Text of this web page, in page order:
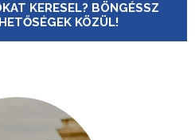
KERESEL? BÖNGÉSSZ
KÖZÜL!